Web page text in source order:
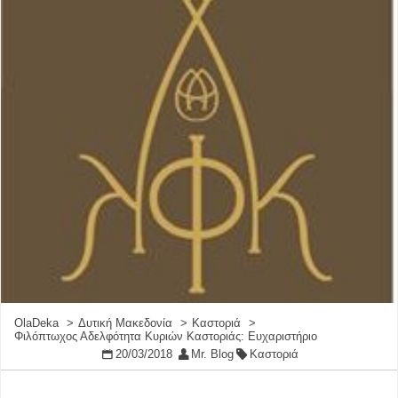
OlaDeka Δυτική Μακεδονία
Καστοριά
Φιλόπτωχος Αδελφότητα Κυριών Καστοριάς: Ευχαριστήριο
20/03/2018
Mr. Blog Καστοριά